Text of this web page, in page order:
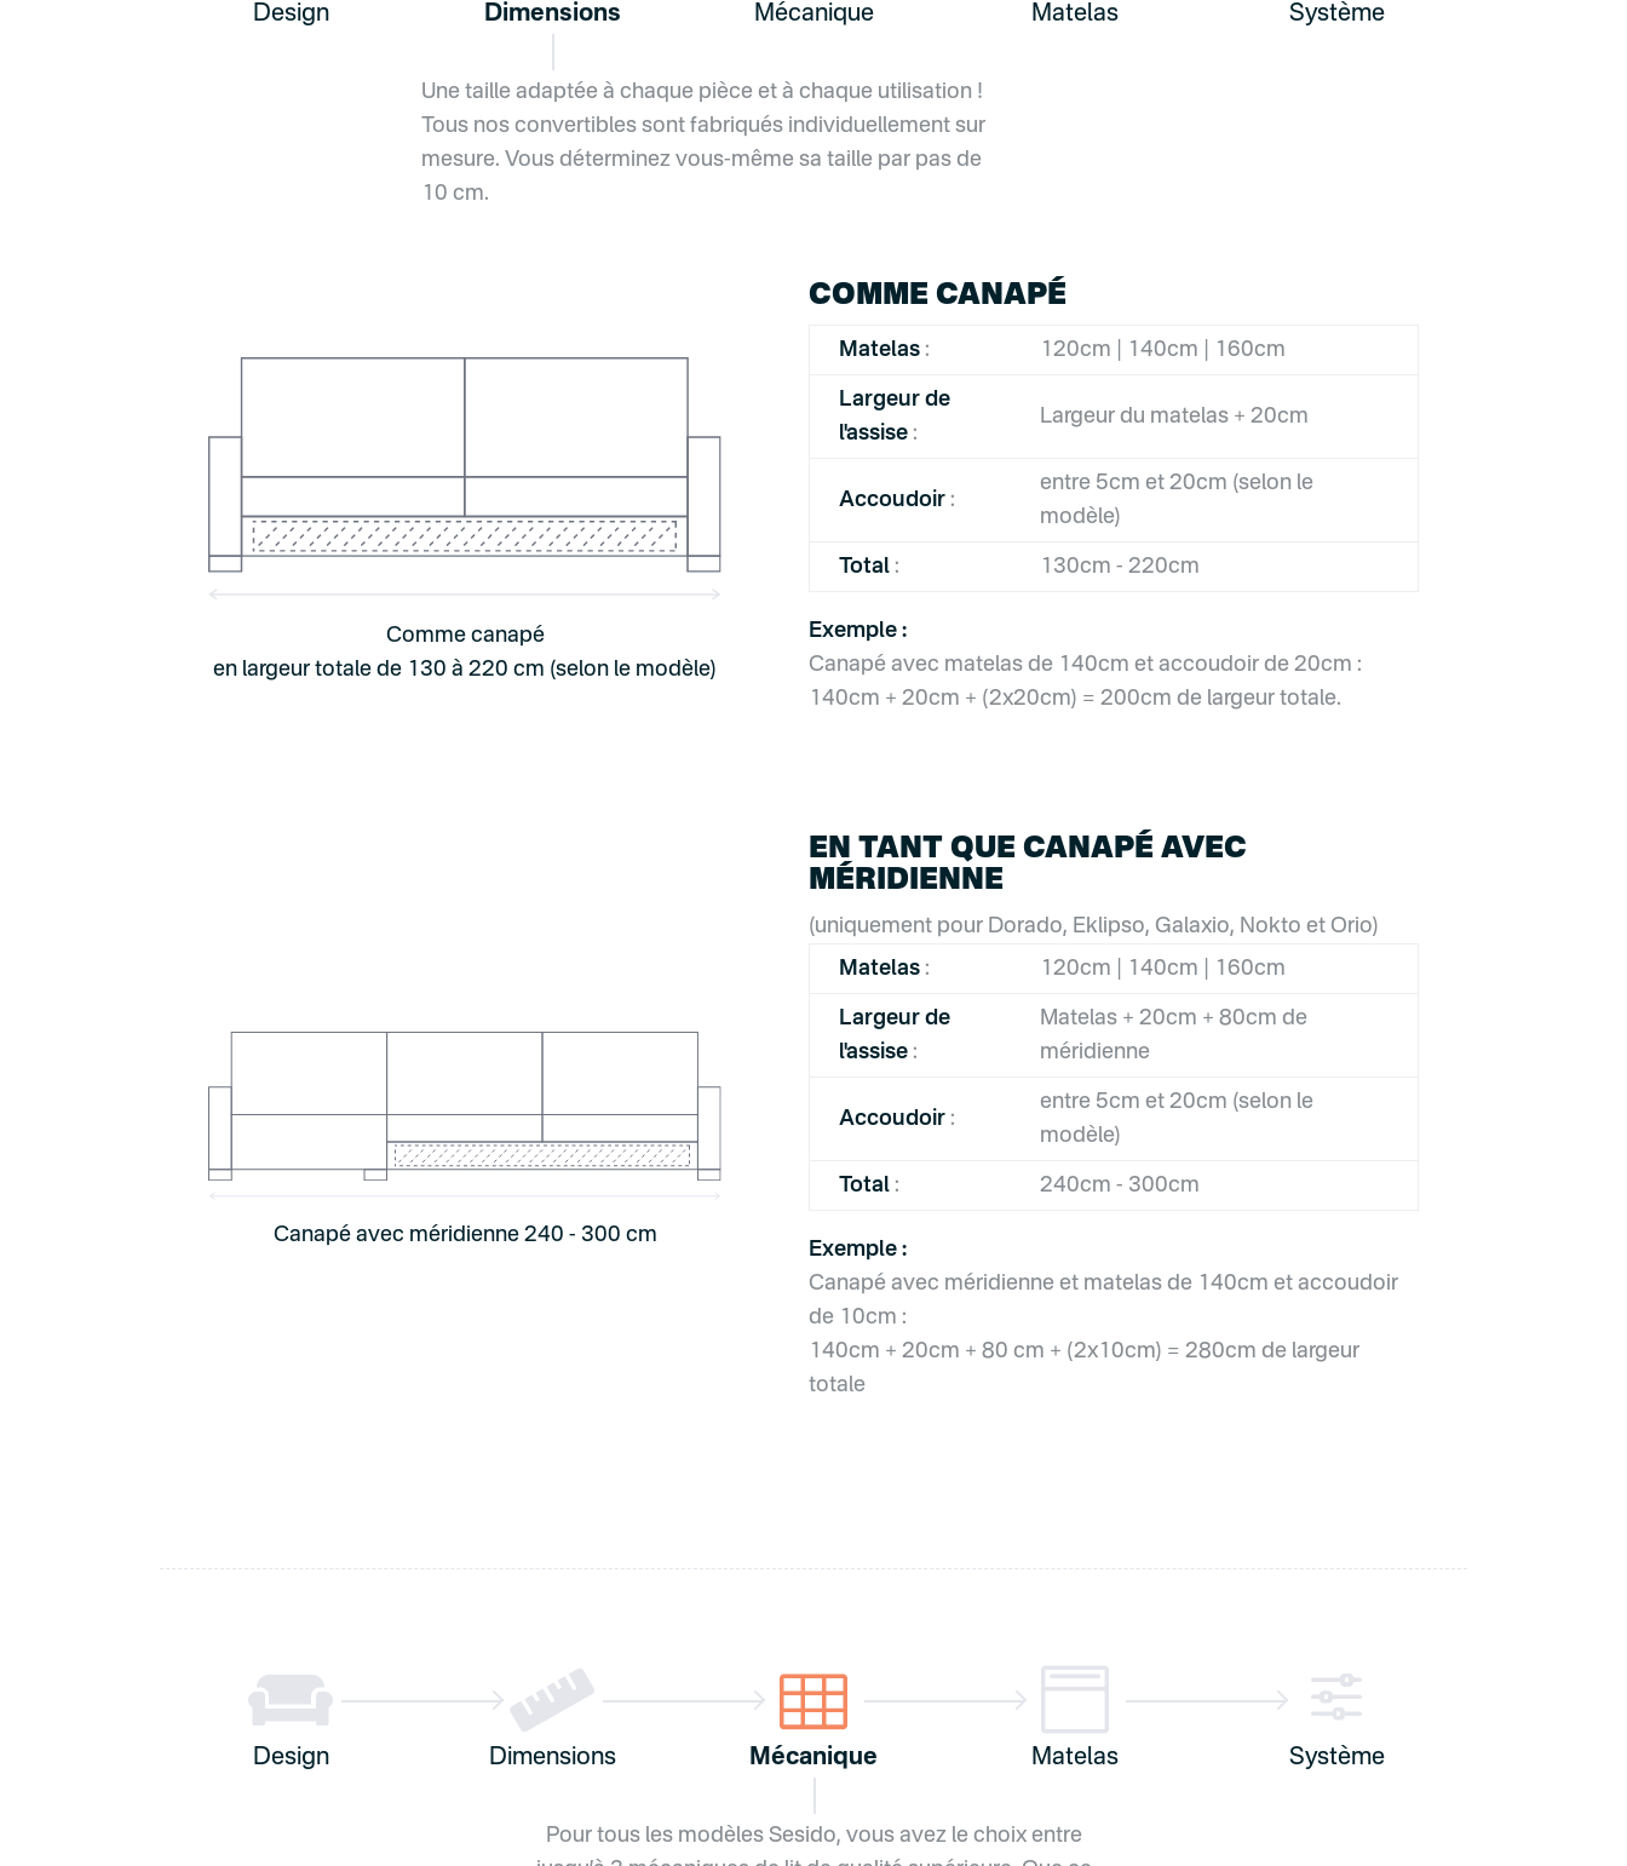
Design Dimensions
Une taille adaptée à chaque pièce et à chaque utilisation !
Tous nos convertibles sont fabriqués individuellement sur
mesure. Vous déterminez vous-même sa taille par pas de
10 cm.
Mécanique Matelas Système
Comme canapé
en largeur totale de 130 à 220 cm (selon le modèle)
COMME CANAPÉ
Matelas: 120cm | 140cm | 160cm
Largeur de
l'assise:
Largeur du matelas + 20cm
Accoudoir:
entre 5cm et 20cm (selon le
modèle)
Total: 130cm - 220cm
Exemple :
Canapé avec matelas de 140cm et accoudoir de 20cm :
140cm + 20cm + (2x20cm) = 200cm de largeur totale.
Canapé avec méridienne 240 - 300 cm
EN TANT QUE CANAPÉ AVEC
MÉRIDIENNE
(uniquement pour Dorado, Eklipso, Galaxio, Nokto et Orio)
Matelas: 120cm | 140cm | 160cm
Largeur de
l'assise:
Matelas + 20cm + 80cm de
méridienne
Accoudoir:
entre 5cm et 20cm (selon le
modèle)
Total: 240cm - 300cm
Exemple :
Canapé avec méridienne et matelas de 140cm et accoudoir
de 10cm :
140cm + 20cm + 80 cm + (2x10cm) = 280cm de largeur
totale

Design

Dimensions

Mécanique
Pour tous les modèles Sesido, vous avez le choix entre

Matelas
f
Système